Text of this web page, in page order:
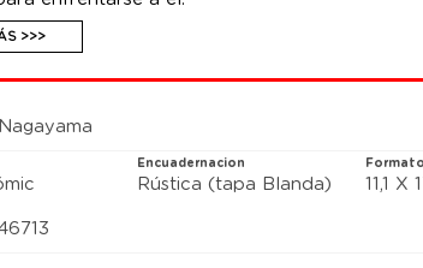
>>>
Encuadernacion
Rústica (tapa Blanda)
Formato
11,1 X